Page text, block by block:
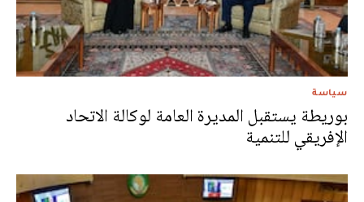
سياسة
بوريطة يستقبل المديرة العامة لوكالة الاتحاد
الإفريقي للتنمية